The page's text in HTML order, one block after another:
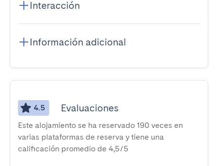
Interacción
Información adicional
4.5 Evaluaciones
Este alojamiento se ha reservado 190 veces en
varias plataformas de reserva y tiene una
calificación promedio de 4,5/5